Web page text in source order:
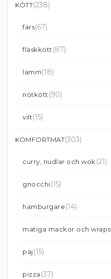
KÖTT(238)
färs(67)
fläskkött (87)
lamm(18)
nötkött (90)
vilt(15)
KOMFORTMAT(303)
curry, nudlar och wok (21)
gnocchi(15)
hamburgare(14)
matiga mackor och wraps
paj(15)
pizza (37)